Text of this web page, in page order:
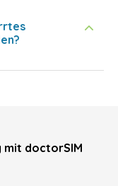
mit doctorSIM